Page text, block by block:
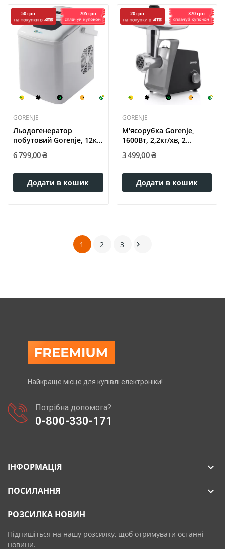
50 грн 705 грн
GORENJE
Льодогенератор
побутовий Gorenje, 12кг/
6 799,00 ₴
Додати в кошик
20 грн 370 грн
GORENJE
М'ясорубка Gorenje,
1600Вт, 2,2кг/хв, 2...
3 499,00 ₴
Додати в кошик
1 2 3 
Найкраще місце для купівлі електроніки!
Потрібна допомога?
0-800-330-171
ІНФОРМАЦІЯ 
ПОСИЛАННЯ 
РОЗСИЛКА НОВИН
Підпишіться на нашу розсилку, щоб отримувати останні
новини.